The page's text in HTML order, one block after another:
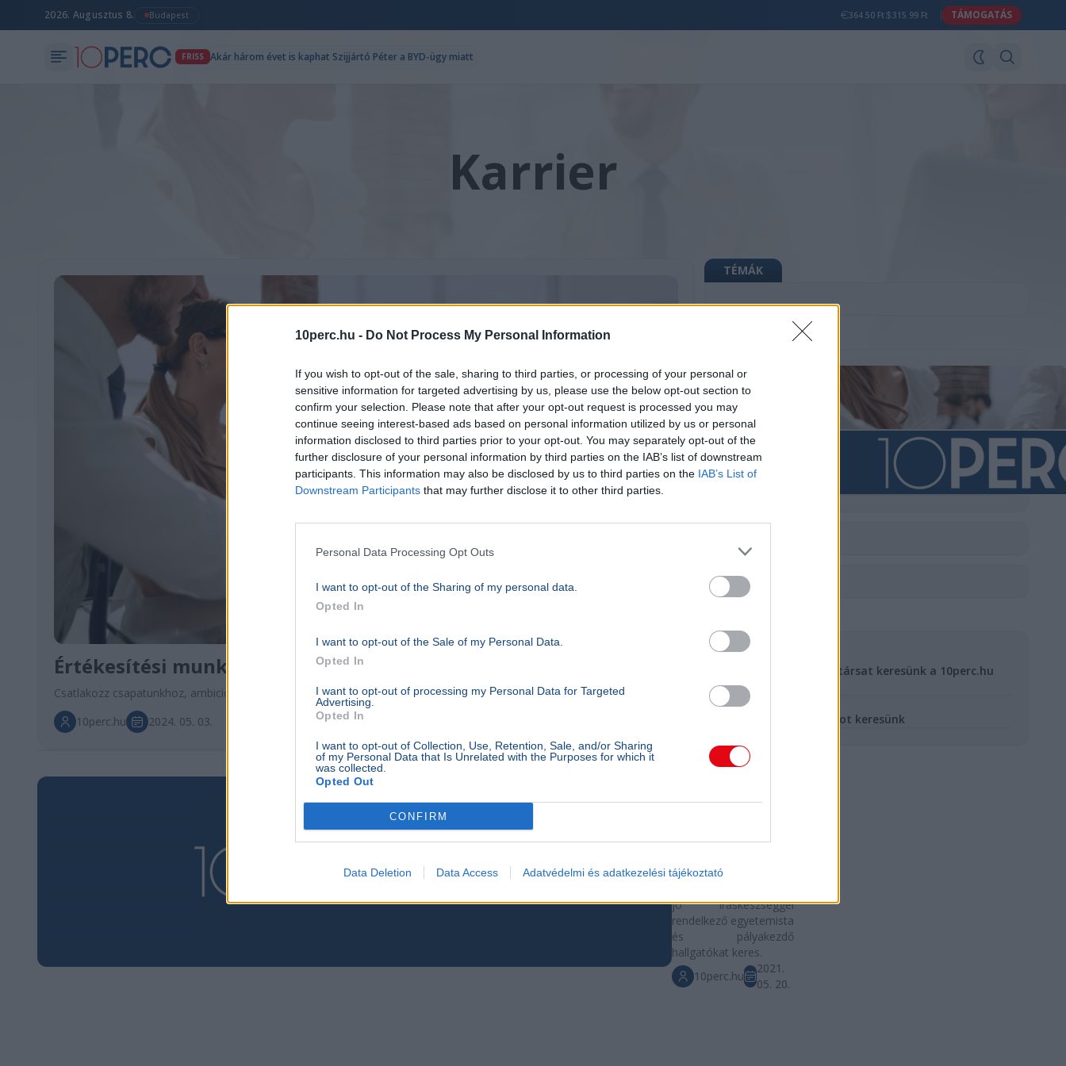
10perc.hu - Do Not Process My Personal Information
If you wish to opt-out of the sale, sharing to third parties, or processing of your personal or
sensitive information for targeted advertising by us, please use the below opt-out section to
confirm your selection. Please note that after your opt-out request is processed you may
continue seeing interest-based ads based on personal information utilized by us or personal
information disclosed to third parties prior to your opt-out. You may separately opt-out of the
further disclosure of your personal information by third parties on the IAB’s list of downstream
participants. This information may also be disclosed by us to third parties on the IAB’s List of
Downstream Participants that may further disclose it to other third parties.
Personal Data Processing Opt Outs
I want to opt-out of the Sharing of my personal data.
Opted In
I want to opt-out of the Sale of my Personal Data.
Opted In
I want to opt-out of processing my Personal Data for Targeted
Advertising.
Opted In
I want to opt-out of Collection, Use, Retention, Sale, and/or Sharing
of my Personal Data that Is Unrelated with the Purposes for which it
was collected.
Opted Out
CONFIRM
Data Deletion Data Access Adatvédelmi és adatkezelési tájékoztató
2026. Augusztus 8. Budapest 364.50 Ft 315.99 Ft TÁMOGATÁS
FRISS Akár három évet is kaphat Szijjártó Péter a BYD-ügy miatt
Karrier
Értékesítési munkatársat keresünk a 10perc.hu hírportálhoz
Csatlakozz csapatunkhoz, ambiciózus és elkötelezett értékesítési tehetséget keresünk a 10perc.hu hírportálhoz.
10perc.hu
2024. 05. 03.
gyakornokot
újságíró
jó íráskészséggel
rendelkező egyetemista
és pályakezdő
hallgatókat keres.
10perc.hu
2021.
05. 20.
TÉMÁK
LEGNÉPSZERŰBB
2 évvel ezelőtt
Értékesítési munkatársat keresünk a 10perc.hu
hírportálhoz
5 évvel ezelőtt
Újságíró gyakornokot keresünk